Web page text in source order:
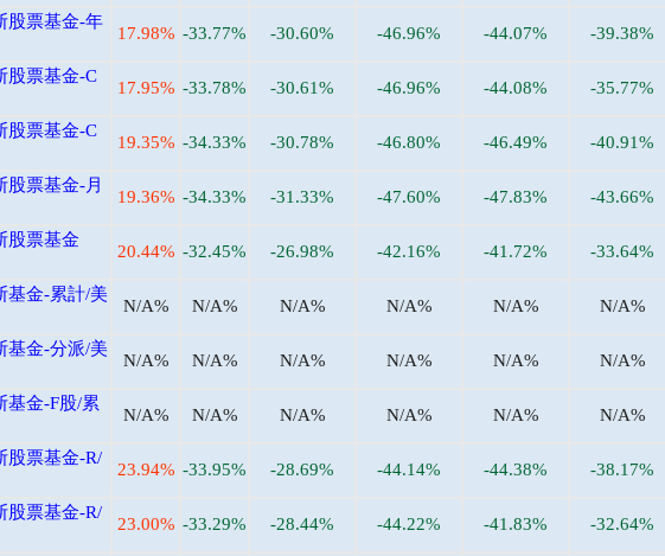
股票基金-年
17.98% -33.77% -30.60% -46.96% -44.07% -39.38%
股票基金-C
17.95% -33.78% -30.61% -46.96% -44.08% -35.77%
股票基金-C
19.35% -34.33% -30.78% -46.80% -46.49% -40.91%
股票基金-月
19.36% -34.33% -31.33% -47.60% -47.83% -43.66%
股票基金
20.44% -32.45% -26.98% -42.16% -41.72% -33.64%
基金-累計/美
N/A% N/A% N/A% N/A% N/A% N/A%
基金-分派/美
N/A% N/A% N/A% N/A% N/A% N/A%
基金-F股/累
N/A% N/A% N/A% N/A% N/A% N/A%
股票基金-R/
23.94% -33.95% -28.69% -44.14% -44.38% -38.17%
股票基金-R/
23.00% -33.29% -28.44% -44.22% -41.83% -32.64%